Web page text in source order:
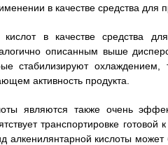
в качестве средства для
в качестве средства
описанным выше
стабилизируют
активность продукта.
являются также очень
транспортировке
алкенилянтарной кислоты